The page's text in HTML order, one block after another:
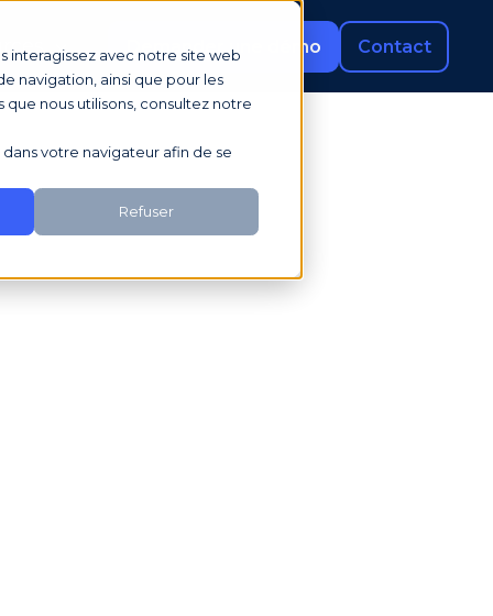
interagissez avec notre site web
navigation, ainsi que pour les
que nous utilisons, consultez notre
votre navigateur afin de se
Refuser
Demander une démo Contact